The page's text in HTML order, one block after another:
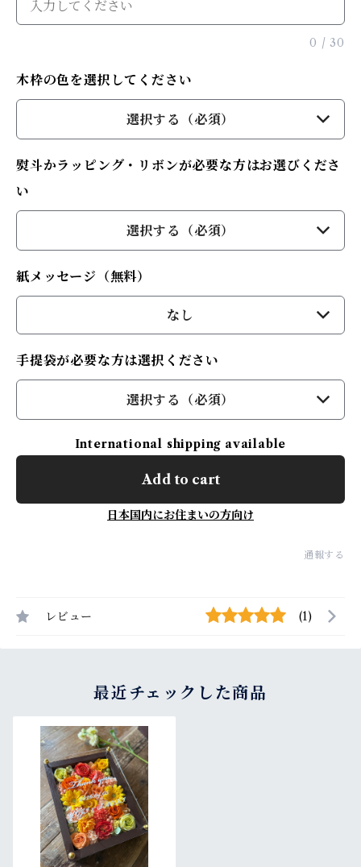
0 / 30
木枠の色を選択してください
選択する（必須）
熨斗かラッピング・リボンが必要な方はお選びくださ
い
選択する（必須）
紙メッセージ（無料）
なし
手提袋が必要な方は選択ください
選択する（必須）
International shipping available
Add to cart
日本国内にお住まいの方向け
通報する
レビュー (1)
最近チェックした商品